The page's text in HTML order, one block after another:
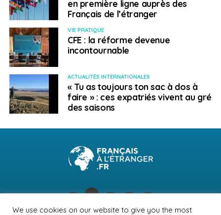
en première ligne auprès des
Français de l’étranger
VIE PRATIQUE
CFE : la réforme devenue
incontournable
ACTUALITÉS INTERNATIONALES
« Tu as toujours ton sac à dos à
faire » : ces expatriés vivent au gré
des saisons
We use cookies on our website to give you the most